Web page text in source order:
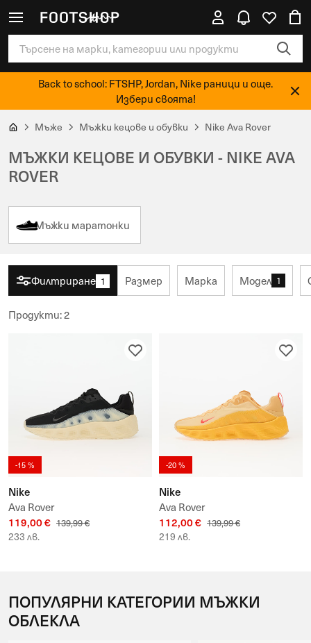
Back to school: FTSHP, Jordan, Nike раници и още.
Избери своята!
Мъже Мъжки кецове и обувки Nike Ava Rover
МЪЖКИ КЕЦОВЕ И ОБУВКИ - NIKE AVA
ROVER
Мъжки маратонки
Филтриране 1 Размер Марка Модел 1
Продукти:2
-15 %
Nike
Ava Rover
119,00 € 139,99 €
233 лв.
-20 %
Nike
Ava Rover
112,00 € 139,99 €
219 лв.
ПОПУЛЯРНИ КАТЕГОРИИ МЪЖКИ
ОБЛЕКЛА